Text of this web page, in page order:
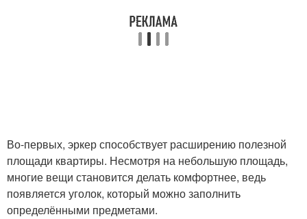
Во-первых, эркер способствует расширению полезной
площади квартиры. Несмотря на небольшую площадь,
многие вещи становится делать комфортнее, ведь
появляется уголок, который можно заполнить
определёнными предметами.